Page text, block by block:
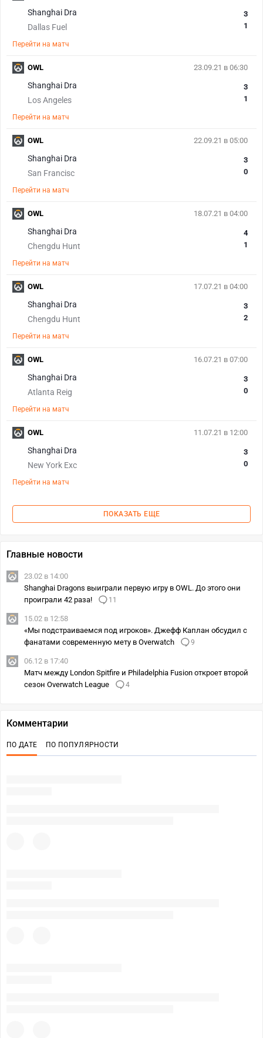
Shanghai Dra
Dallas Fuel
3
1
Перейти на матч
23.09.21 в 06:30
Shanghai Dra
Los Angeles
3
1
Перейти на матч
OWL
22.09.21 в 05:00
Shanghai Dra
San Francisc
3
0
Перейти на матч
OWL
18.07.21 в 04:00
Shanghai Dra
Chengdu Hunt
4
1
Перейти на матч
OWL
17.07.21 в 04:00
Shanghai Dra
Chengdu Hunt
3
2
Перейти на матч
OWL
16.07.21 в 07:00
Shanghai Dra
Atlanta Reig
3
0
Перейти на матч
OWL
11.07.21 в 12:00
Shanghai Dra
New York Exc
3
0
Перейти на матч
OWL
ПОКАЗАТЬ ЕЩЕ
Главные новости
23.02 в 14:00
Shanghai Dragons выиграли первую игру в OWL. До этого они
проиграли 42 раза!
11
15.02 в 12:58
«Мы подстраиваемся под игроков». Джефф Каплан обсудил с
фанатами современную мету в Overwatch
9
06.12 в 17:40
Матч между London Spitfire и Philadelphia Fusion откроет второй
сезон Overwatch League
4
Комментарии
ПО ДАТЕ ПО ПОПУЛЯРНОСТИ